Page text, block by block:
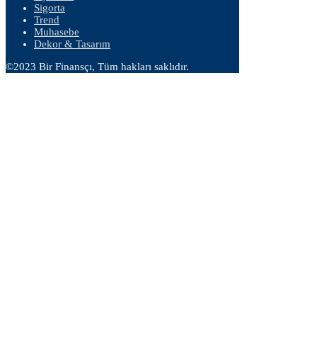
Sigorta
Trend
Muhasebe
Dekor & Tasarım
©2023 Bir Finansçı, Tüm hakları saklıdır.